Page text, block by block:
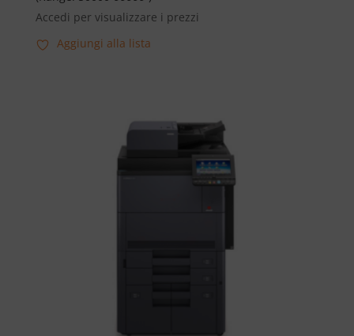
Accedi per visualizzare i prezzi
Aggiungi alla lista